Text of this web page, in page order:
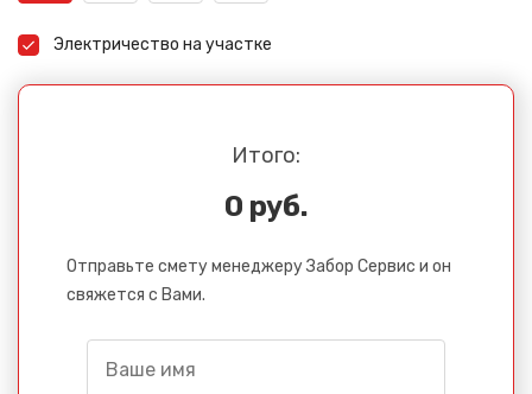
Электричество на участке
Итого:
0 руб.
Отправьте смету менеджеру Забор Сервис и он
свяжется с Вами.